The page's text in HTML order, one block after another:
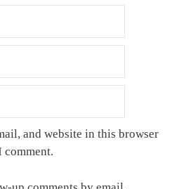
and website in this browser